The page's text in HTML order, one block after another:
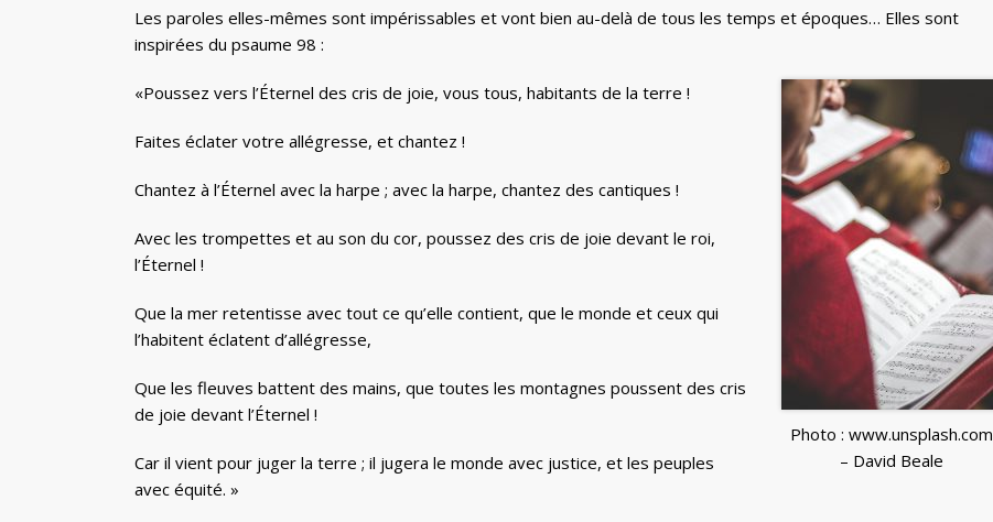
Les paroles elles-mêmes sont impérissables et vont bien au-delà de tous les temps et époques… Elles sont
inspirées du psaume 98 :
Photo : www.unsplash.com
– David Beale
«Poussez vers l’Éternel des cris de joie, vous tous, habitants de la terre !
Faites éclater votre allégresse, et chantez !
Chantez à l’Éternel avec la harpe ; avec la harpe, chantez des cantiques !
Avec les trompettes et au son du cor, poussez des cris de joie devant le roi,
l’Éternel !
Que la mer retentisse avec tout ce qu’elle contient, que le monde et ceux qui
l’habitent éclatent d’allégresse,
Que les fleuves battent des mains, que toutes les montagnes poussent des cris
de joie devant l’Éternel !
Car il vient pour juger la terre ; il jugera le monde avec justice, et les peuples
avec équité. »